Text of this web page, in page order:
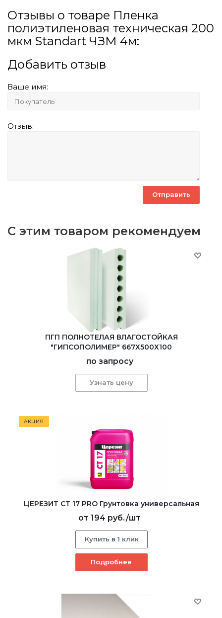
Отзывы о товаре Пленка
полиэтиленовая техническая 200
мкм Standart ЧЗМ 4м:
Добавить отзыв
Ваше имя:
Отзыв:
С этим товаром рекомендуем
ПГП ПОЛНОТЕЛАЯ ВЛАГОСТОЙКАЯ
"ГИПСОПОЛИМЕР" 667Х500Х100
по запросу
Узнать цену
АКЦИЯ
ЦЕРЕЗИТ CT 17 PRO Грунтовка универсальная
от 194 руб./шт
Купить в 1 клик
Подробнее